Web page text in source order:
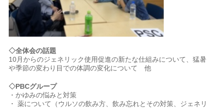
◇全体会の話題
10月からのジェネリック使用促進の新たな仕組みについて、猛暑
や季節の変わり目での体調の変化について 他
◇PBCグループ
・かゆみの悩みと対策
・ 薬について（ウルソの飲み方、飲み忘れとその対策、ジェネリ